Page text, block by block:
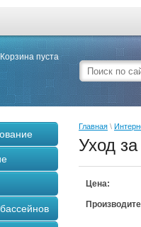
Корзина пуста
Главная \
Уход
Цена: